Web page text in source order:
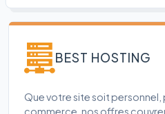
BEST HOSTING
Que votre site soit
commerce, nos offres